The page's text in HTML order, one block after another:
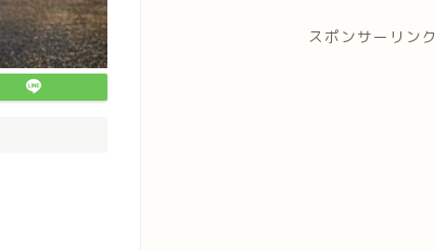
スポンサーリンク